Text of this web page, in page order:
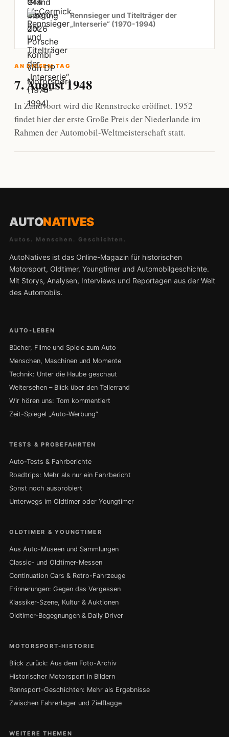
Rennsieger und Titelträger der
„Interserie“ (1970-1994)
AN DIESEM TAG
7. August 1948
In Zandvoort wird die Rennstrecke eröffnet. 1952
findet hier der erste Große Preis der Niederlande im
Rahmen der Automobil-Weltmeisterschaft statt.
AUTONATIVES
Autos. Menschen. Geschichten.
AutoNatives ist das Online-Magazin für historischen
Motorsport, Oldtimer, Youngtimer und Automobilgeschichte.
Mit Storys, Analysen, Interviews und Reportagen aus der Welt
des Automobils.
AUTO-LEBEN
Bücher, Filme und Spiele zum Auto
Menschen, Maschinen und Momente
Technik: Unter die Haube geschaut
Weitersehen – Blick über den Tellerrand
Wir hören uns: Tom kommentiert
Zeit-Spiegel „Auto-Werbung“
TESTS & PROBEFAHRTEN
Auto-Tests & Fahrberichte
Roadtrips: Mehr als nur ein Fahrbericht
Sonst noch ausprobiert
Unterwegs im Oldtimer oder Youngtimer
OLDTIMER & YOUNGTIMER
Aus Auto-Museen und Sammlungen
Classic- und Oldtimer-Messen
Continuation Cars & Retro-Fahrzeuge
Erinnerungen: Gegen das Vergessen
Klassiker-Szene, Kultur & Auktionen
Oldtimer-Begegnungen & Daily Driver
MOTORSPORT-HISTORIE
Blick zurück: Aus dem Foto-Archiv
Historischer Motorsport in Bildern
Rennsport-Geschichten: Mehr als Ergebnisse
Zwischen Fahrerlager und Zielflagge
WEITERE THEMEN